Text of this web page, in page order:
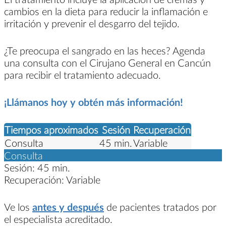
cambios en la dieta para reducir la inflamación e
irritación y prevenir el desgarro del tejido.
¿Te preocupa el sangrado en las heces? Agenda
una consulta con el Cirujano General en Cancún
para recibir el tratamiento adecuado.
¡Llámanos hoy y obtén más información!
Tiempos aproximados Sesión Recuperación
Consulta
45 min.Variable
Consulta
Sesión: 45 min.
Recuperación: Variable
Ve los antes y después de pacientes tratados por
el especialista acreditado.